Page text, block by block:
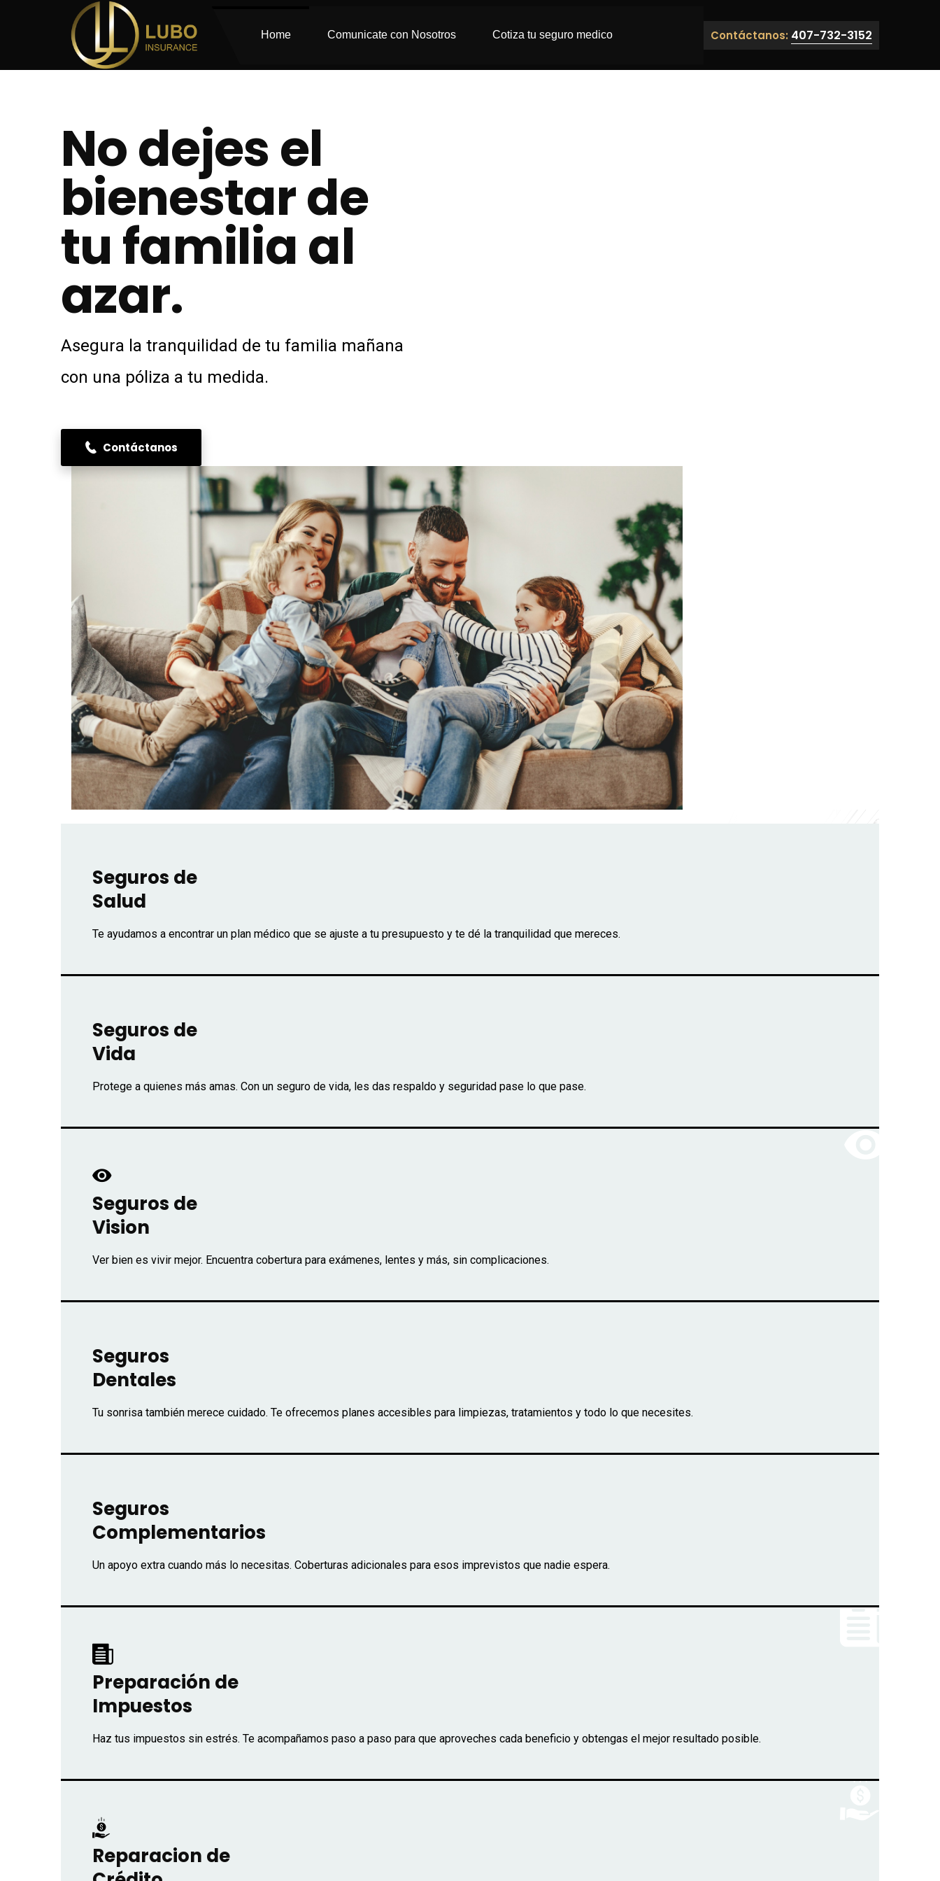
Home Comunicate con Nosotros Cotiza tu seguro medico Contáctanos: 407-732-3152
No dejes el
bienestar de
tu familia al
azar.
Asegura la tranquilidad de tu familia mañana
con una póliza a tu medida.
Contáctanos
Seguros de
Salud
Te ayudamos a encontrar un plan médico que se ajuste a tu presupuesto y te dé la tranquilidad que mereces.
Seguros de
Vida
Protege a quienes más amas. Con un seguro de vida, les das respaldo y seguridad pase lo que pase.
Seguros de
Vision
Ver bien es vivir mejor. Encuentra cobertura para exámenes, lentes y más, sin complicaciones.
Seguros
Dentales
Tu sonrisa también merece cuidado. Te ofrecemos planes accesibles para limpiezas, tratamientos y todo lo que necesites.
Seguros
Complementarios
Un apoyo extra cuando más lo necesitas. Coberturas adicionales para esos imprevistos que nadie espera.
Preparación de
Impuestos
Haz tus impuestos sin estrés. Te acompañamos paso a paso para que aproveches cada beneficio y obtengas el mejor resultado posible.
Reparacion de